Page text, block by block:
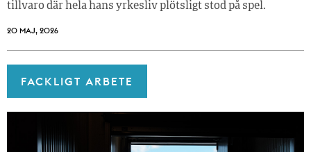
tillvaro där hela hans yrkesliv plötsligt stod på spel.
20 MAJ, 2026
FACKLIGT ARBETE